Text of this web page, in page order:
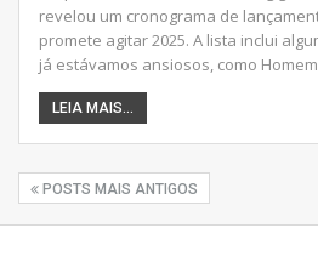
revelou um cronograma de
promete agitar 2025. A lista inclui
já estávamos ansiosos, como
LEIA MAIS...
POSTS MAIS ANTIGOS